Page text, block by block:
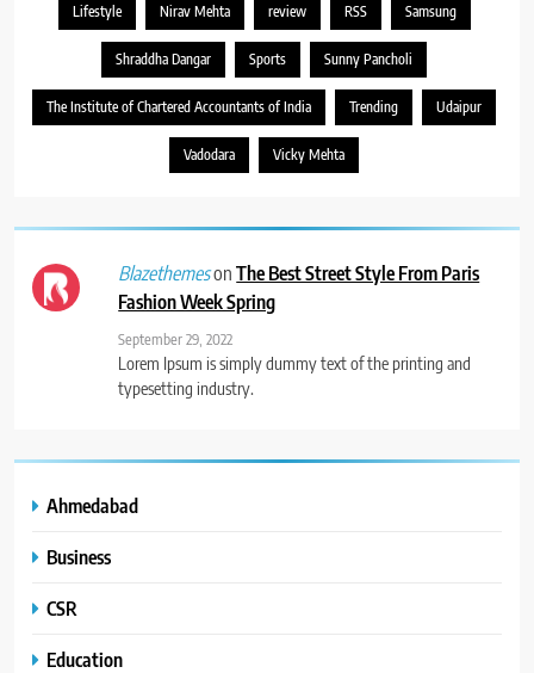
Lifestyle Nirav Mehta review RSS Samsung
Shraddha Dangar Sports Sunny Pancholi
The Institute of Chartered Accountants of India Trending Udaipur
Vadodara Vicky Mehta
BlazethemesonThe Best Street Style From Paris
Fashion Week Spring
September 29, 2022
Lorem Ipsum is simply dummy text of the printing and
typesetting industry.
Ahmedabad
Business
CSR
Education